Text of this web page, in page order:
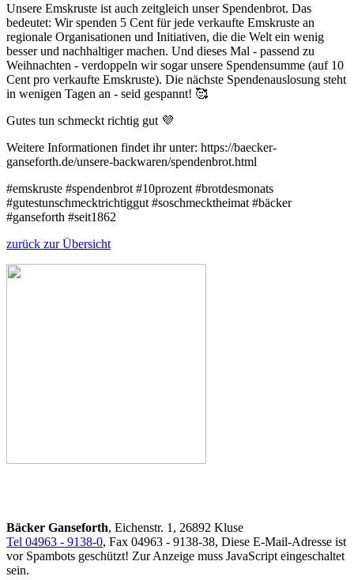
Unsere Emskruste ist auch zeitgleich unser Spendenbrot. Das
bedeutet: Wir spenden 5 Cent für jede verkaufte Emskruste an
regionale Organisationen und Initiativen, die die Welt ein wenig
besser und nachhaltiger machen. Und dieses Mal - passend zu
Weihnachten - verdoppeln wir sogar unsere Spendensumme (auf 10
Cent pro verkaufte Emskruste). Die nächste Spendenauslosung steht
in wenigen Tagen an - seid gespannt! 🥰
Gutes tun schmeckt richtig gut 💜
Weitere Informationen findet ihr unter: https://baecker-
ganseforth.de/unsere-backwaren/spendenbrot.html
#emskruste #spendenbrot #10prozent #brotdesmonats
#gutestunschmecktrichtiggut #soschmecktheimat #bäcker
#ganseforth #seit1862
zurück zur Übersicht
Bäcker Ganseforth, Eichenstr. 1, 26892 Kluse
Tel 04963 - 9138-0, Fax 04963 - 9138-38, Diese E-Mail-Adresse ist
vor Spambots geschützt! Zur Anzeige muss JavaScript eingeschaltet
sein.